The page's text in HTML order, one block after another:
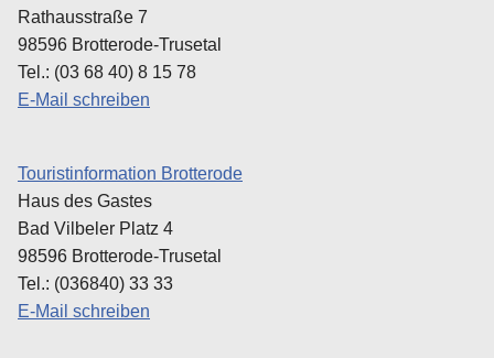
Rathausstraße 7
98596 Brotterode-Trusetal
Tel.: (03 68 40) 8 15 78
E-Mail schreiben
Touristinformation Brotterode
Haus des Gastes
Bad Vilbeler Platz 4
98596 Brotterode-Trusetal
Tel.: (036840) 33 33
E-Mail schreiben